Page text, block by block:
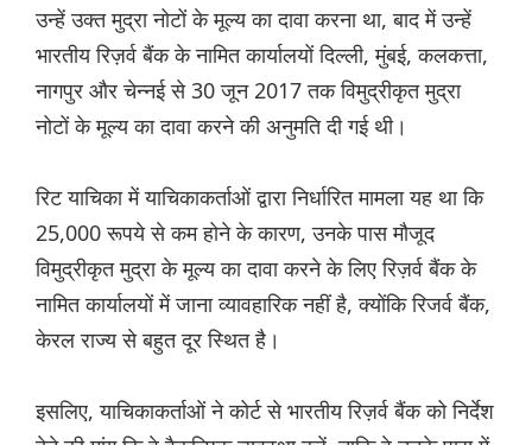
उन्हें उक्त मुद्रा नोटों के मूल्य का दावा करना था, बाद में उन्हें
भारतीय रिज़र्व बैंक के नामित कार्यालयों दिल्ली, मुंबई, कलकत्ता,
नागपुर और चेन्नई से 30 जून 2017 तक विमुद्रीकृत मुद्रा
नोटों के मूल्य का दावा करने की अनुमति दी गई थी।
रिट याचिका में याचिकाकर्ताओं द्वारा निर्धारित मामला यह था कि
25,000 रूपये से कम होने के कारण, उनके पास मौजूद
विमुद्रीकृत मुद्रा के मूल्य का दावा करने के लिए रिज़र्व बैंक के
नामित कार्यालयों में जाना व्यावहारिक नहीं है, क्योंकि रिजर्व बैंक,
केरल राज्य से बहुत दूर स्थित है।
इसलिए, याचिकाकर्ताओं ने कोर्ट से भारतीय रिज़र्व बैंक को निर्देश